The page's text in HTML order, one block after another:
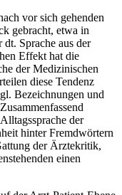
vor sich gehenden
gebracht, etwa in
Sprache aus der
Effekt hat die
der Medizinischen
diese Tendenz
Bezeichnungen und
der
hinter Fremdwörtern
der Ärztekritik,
einen